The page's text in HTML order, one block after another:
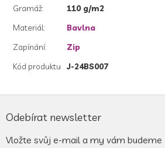
Gramáž:
110 g/m2
Materiál:
Bavlna
Zapínání:
Zip
Kód produktu
J-24BS007
á
a
Odebírat newsletter
Vložte svůj e-mail a my vám